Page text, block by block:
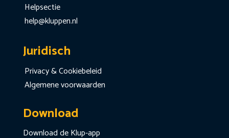
Helpsectie
help@kluppen.nl
Juridisch
Privacy & Cookiebeleid
Algemene voorwaarden
Download
Download de Klup-app